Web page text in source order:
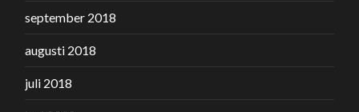
september 2018
augusti 2018
juli 2018